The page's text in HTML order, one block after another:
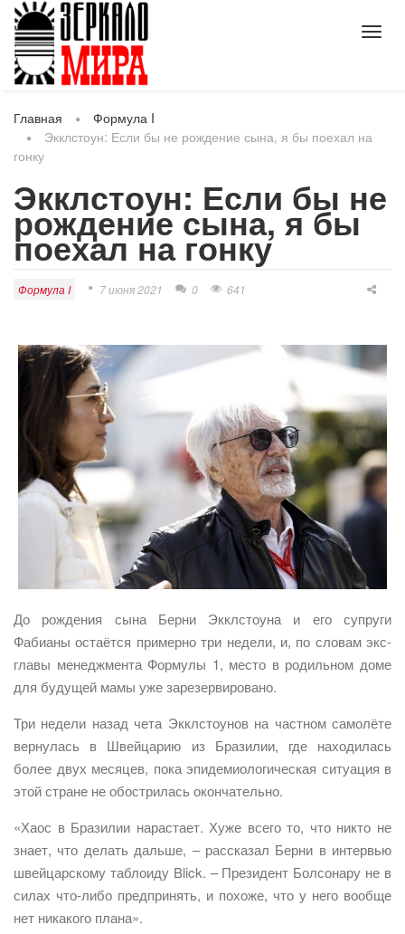
Главная
Формула I
Экклстоун: Если бы не рождение сына, я бы поехал на
гонку
Экклстоун: Если бы не
рождение сына, я бы
поехал на гонку
Формула I 7 июня 2021 0 641
До рождения сына Берни Экклстоуна и его супруги
Фабианы остаётся примерно три недели, и, по словам экс-
главы менеджмента Формулы 1, место в родильном доме
для будущей мамы уже зарезервировано.
Три недели назад чета Экклстоунов на частном самолёте
вернулась в Швейцарию из Бразилии, где находилась
более двух месяцев, пока эпидемиологическая ситуация в
этой стране не обострилась окончательно.
«Хаос в Бразилии нарастает. Хуже всего то, что никто не
знает, что делать дальше, – рассказал Берни в интервью
швейцарскому таблоиду Blick. – Президент Болсонару не в
силах что-либо предпринять, и похоже, что у него вообще
нет никакого плана».